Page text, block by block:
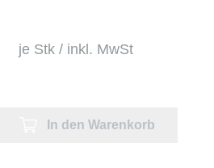
je Stk / inkl. MwSt
In den Warenkorb